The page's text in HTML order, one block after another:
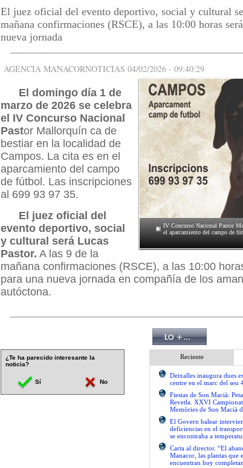
El juez oficial del evento deportivo, social y cultural
mañana confirmaciones (RSCE), a las 10:00 horas
nueva jornada
AGENCIA MANACORNOTICIAS 04/02/2026 - 09:40:29
IV Concurso Nacional Pastor
el aparcamiento del campo de
El domingo día 1 de
marzo de 2026 se celebra
el IV Concurso Nacional
Pastor Mallorquín ca de
bestiar en la localidad de
Campos. La cita es en el
aparcamiento del campo
de fútbol. Las inscripciones
al 699 93 97 35.
El juez oficial del
evento deportivo, social
y cultural será Lucas
Pastor. A las 9 de la
mañana confirmaciones (RSCE), a las 10:00
para una nueva jornada en compañía de los
autóctona.
¿Te ha parecido interesante la
noticia?
Sí No
Reciente
Deixalles inaugura dues
centre en el marc del seu
Fiestas de Son Macià:
Revetla. XXVI
Memòries de Son Macià
El Govern balear
deficiencias en el
se encontraba a
Carta al director. “El
Manacor, las plantas que
encuentran hoy